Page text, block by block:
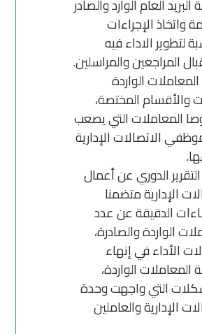
العام الوارد والصادر
واتخاذ الإجراءات
لتطوير الاداء فيه
المراجعين والمراسلين.
الواردة
والأقسام المختصة،
المعاملات التي يصعب
الاتصالات الإدارية
الدوري عن أعمال
الإدارية متضمنا
الدقيقة عن عدد
الواردة والصادرة،
الأداء في إنهاء
المعاملات الواردة،
التي واجهت وحدة
الإدارية والعاملين